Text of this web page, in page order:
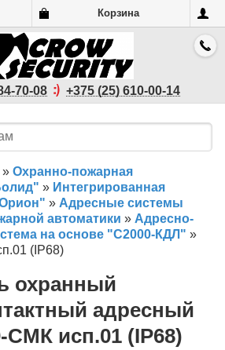
Корзина
70-08 +375 (25) 610-00-14
» Охранно-пожарная
» Интегрированная
» Адресные системы
автоматики » Адресно-
на основе "С2000-КДЛ" »
(IP68)
охранный
адресный
СМК исп.01 (IP68)